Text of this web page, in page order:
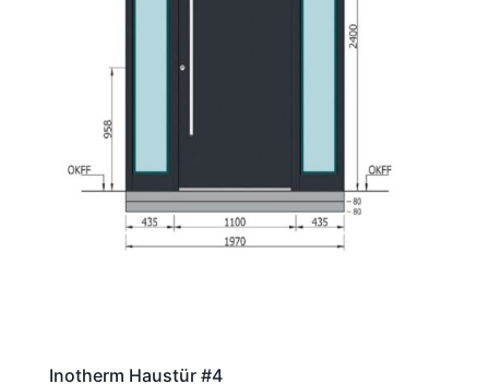
Inotherm Haustür #4